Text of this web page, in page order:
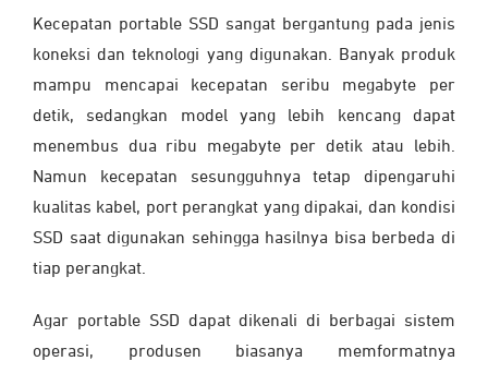
Kecepatan portable SSD sangat bergantung pada jenis
koneksi dan teknologi yang digunakan. Banyak produk
mampu mencapai kecepatan seribu megabyte per
detik, sedangkan model yang lebih kencang dapat
menembus dua ribu megabyte per detik atau lebih.
Namun kecepatan sesungguhnya tetap dipengaruhi
kualitas kabel, port perangkat yang dipakai, dan kondisi
SSD saat digunakan sehingga hasilnya bisa berbeda di
tiap perangkat.
Agar portable SSD dapat dikenali di berbagai sistem
operasi, produsen biasanya memformatnya